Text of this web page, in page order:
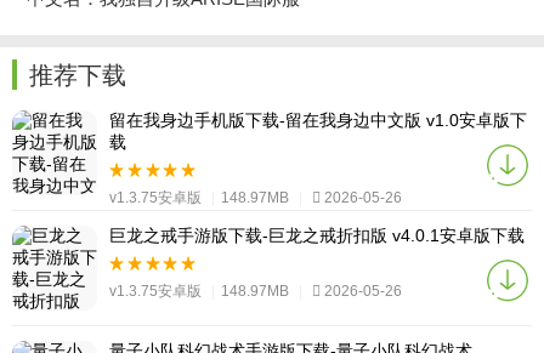
推荐下载
留在我身边手机版下载-留在我身边中文版 v1.0安卓版下
载
v1.3.75安卓版 148.97MB 2026-05-26
巨龙之戒手游版下载-巨龙之戒折扣版 v4.0.1安卓版下载
v1.3.75安卓版 148.97MB 2026-05-26